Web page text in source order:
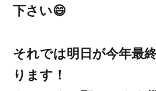
下さい😄
それでは明日が今年最
ります！